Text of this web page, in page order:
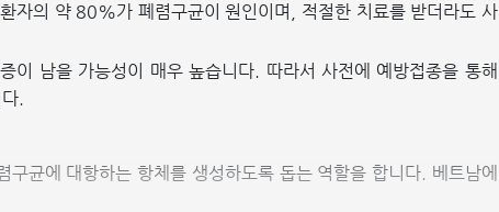
자의 약 80%가 폐렴구균이 원인이며, 적절한 치료를 받더라도 사
이 남을 가능성이 매우 높습니다. 따라서 사전에 예방접종을 통해
.
균에 대항하는 항체를 생성하도록 돕는 역할을 합니다. 베트남에